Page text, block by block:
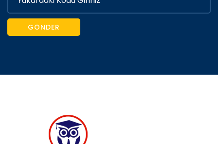
GÖNDER